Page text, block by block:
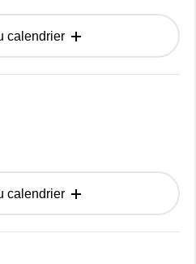
calendrier
calendrier